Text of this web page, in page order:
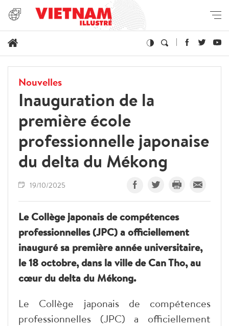
Nouvelles
Inauguration de la
première école
professionnelle japonaise
du delta du Mékong
19/10/2025
Le Collège japonais de compétences
professionnelles (JPC) a officiellement
inauguré sa première année universitaire,
le 18 octobre, dans la ville de Can Tho, au
cœur du delta du Mékong.
Le Collège japonais de compétences
professionnelles (JPC) a officiellement